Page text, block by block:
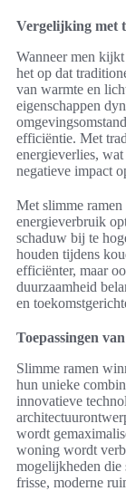
Vergelijking met
Wanneer men
het op dat
van warmte en
eigenschappen
efficiëntie. Met
energieverlies,
negatieve impact
Met slimme
energieverbruik
schaduw bij te
houden tijdens
efficiënter, maar
duurzaamheid
en
Toepassingen
Slimme ramen
hun unieke
innovatieve
wordt
woning wordt
mogelijkheden die
frisse, moderne